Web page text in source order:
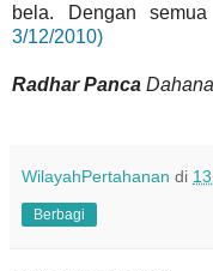
bela. Dengan
3/12/2010)
Radhar Panca
WilayahPertahanan di
Berbagi